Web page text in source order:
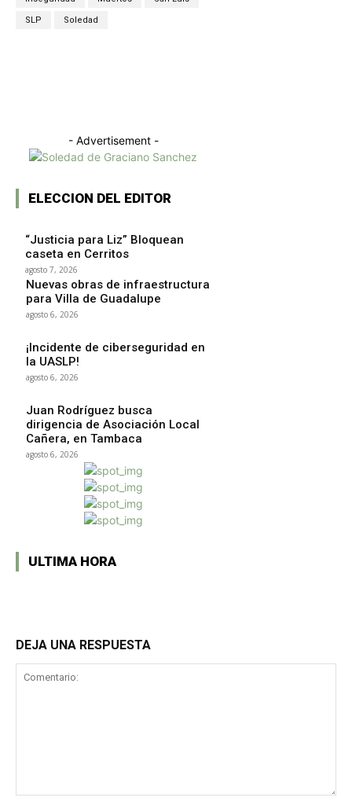
SLP Soledad
- Advertisement -
ELECCION DEL EDITOR
“Justicia para Liz” Bloquean
caseta en Cerritos
agosto 7, 2026
Nuevas obras de infraestructura
para Villa de Guadalupe
agosto 6, 2026
¡Incidente de ciberseguridad en
la UASLP!
agosto 6, 2026
Juan Rodríguez busca
dirigencia de Asociación Local
Cañera, en Tambaca
agosto 6, 2026
ULTIMA HORA
DEJA UNA RESPUESTA